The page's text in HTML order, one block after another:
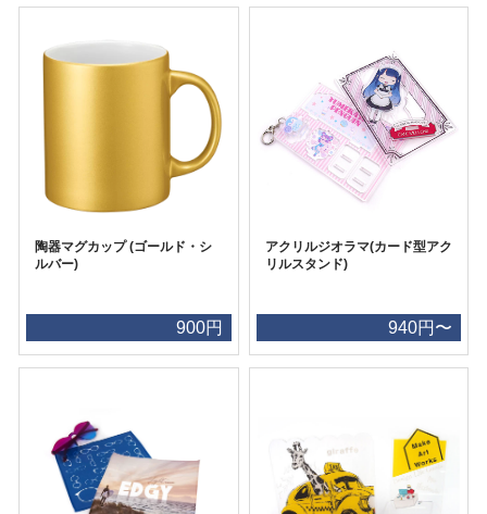
陶器マグカップ (ゴールド・シ
ルバー)
900円
アクリルジオラマ(カード型アク
リルスタンド)
940円〜